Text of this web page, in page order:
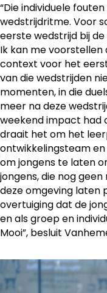
“Die individuele
wedstrijdritme. Voor
eerste wedstrijd bij
Ik kan me
context voor het
van die wedstrijden
momenten, in die
meer na deze
weekend impact had
draait het om het
ontwikkelingsteam
om jongens te laten
jongens, die nog
deze omgeving laten
overtuiging dat de
en als groep en
Mooi”, besluit